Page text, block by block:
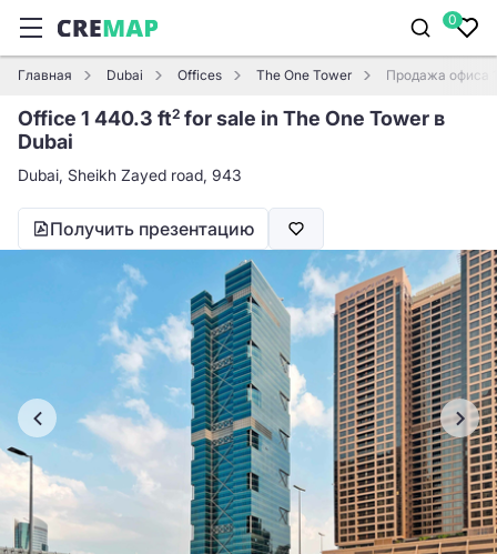
0
Главная Dubai Offices The One Tower Продажа офиса
Office 1 440.3 ft2 for sale in The One Tower в
Dubai
Dubai, Sheikh Zayed road, 943
Получить презентацию